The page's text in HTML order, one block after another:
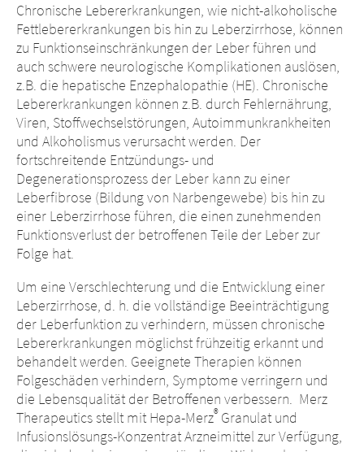
Chronische Lebererkrankungen, wie nicht-alkoholische
Fettlebererkrankungen bis hin zu Leberzirrhose, können
zu Funktionseinschränkungen der Leber führen und
auch schwere neurologische Komplikationen auslösen,
z.B. die hepatische Enzephalopathie (HE). Chronische
Lebererkrankungen können z.B. durch Fehlernährung,
Viren, Stoffwechselstörungen, Autoimmunkrankheiten
und Alkoholismus verursacht werden. Der
fortschreitende Entzündungs- und
Degenerationsprozess der Leber kann zu einer
Leberfibrose (Bildung von Narbengewebe) bis hin zu
einer Leberzirrhose führen, die einen zunehmenden
Funktionsverlust der betroffenen Teile der Leber zur
Folge hat.
Um eine Verschlechterung und die Entwicklung einer
Leberzirrhose, d. h. die vollständige Beeinträchtigung
der Leberfunktion zu verhindern, müssen chronische
Lebererkrankungen möglichst frühzeitig erkannt und
behandelt werden. Geeignete Therapien können
Folgeschäden verhindern, Symptome verringern und
die Lebensqualität der Betroffenen verbessern. Merz
Therapeutics stellt mit Hepa-Merz®Granulat und
Infusionslösungs-Konzentrat Arzneimittel zur Verfügung,
Plattformwechsel
– Sie verlassen
nun diese Seite.
Landeswechsel –
Sie verlassen
nun diese Seite.
Sie verlassen nun diese Website. Die